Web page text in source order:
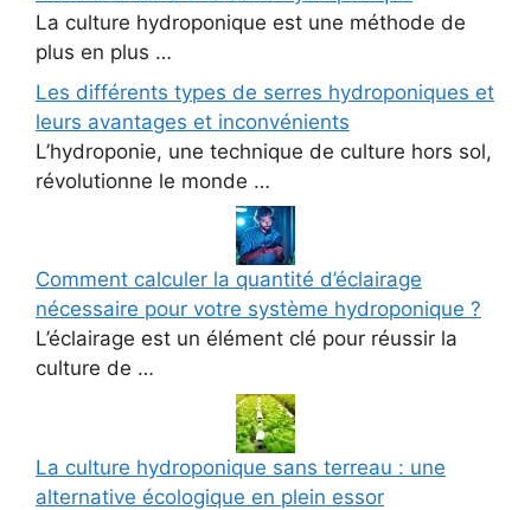
La culture hydroponique est une méthode de
plus en plus …
Les différents types de serres hydroponiques et
leurs avantages et inconvénients
L’hydroponie, une technique de culture hors sol,
révolutionne le monde …
Comment calculer la quantité d’éclairage
nécessaire pour votre système hydroponique ?
L’éclairage est un élément clé pour réussir la
culture de …
La culture hydroponique sans terreau : une
alternative écologique en plein essor